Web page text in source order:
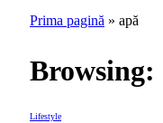
Prima pagină » apă
Browsing:
Lifestyle